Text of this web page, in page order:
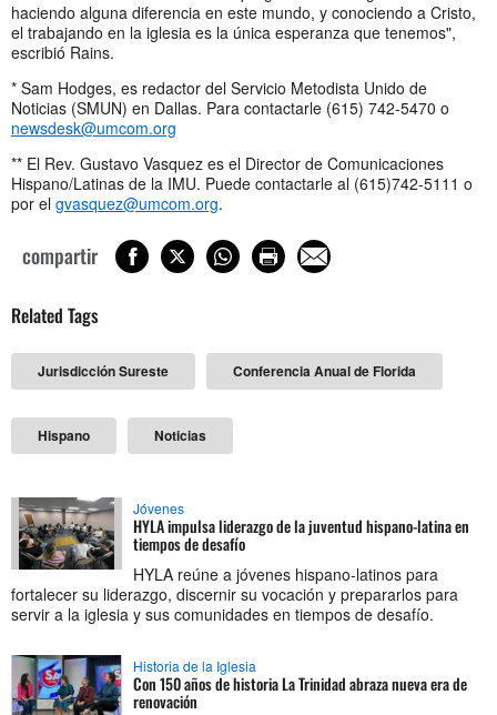
haciendo alguna diferencia en este mundo, y conociendo a Cristo,
el trabajando en la iglesia es la única esperanza que tenemos",
escribió Rains.
* Sam Hodges, es redactor del Servicio Metodista Unido de
Noticias (SMUN) en Dallas. Para contactarle (615) 742-5470 o
newsdesk@umcom.org
** El Rev. Gustavo Vasquez es el Director de Comunicaciones
Hispano/Latinas de la IMU. Puede contactarle al (615)742-5111 o
por el gvasquez@umcom.org.
compartir
Related Tags
Jurisdicción Sureste Conferencia Anual de Florida
Hispano Noticias
Jóvenes
HYLA impulsa liderazgo de la juventud hispano-latina en
tiempos de desafío
HYLA reúne a jóvenes hispano-latinos para
fortalecer su liderazgo, discernir su vocación y prepararlos para
servir a la iglesia y sus comunidades en tiempos de desafío.
Historia de la Iglesia
Con 150 años de historia La Trinidad abraza nueva era de
renovación